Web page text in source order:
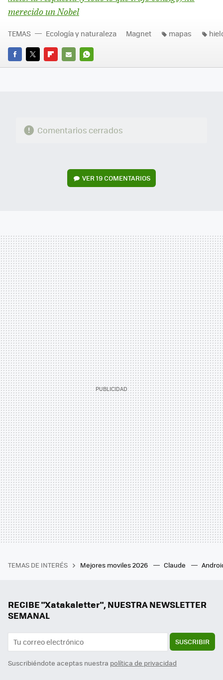
merecido un Nobel
FACEBOOK
TWITTERFLIPBOARD
E-
WHATSAPP
TEMAS Ecología y naturaleza Magnet mapas
Comentarios cerrados
VER19 COMENTARIOS
TEMAS DE INTERÉS Mejores moviles 2026 Claude
RECIBE "Xatakaletter", NUESTRA NEWSLETTER
SEMANAL
SUSCRIBIR
Suscribiéndote aceptas nuestra política de privacidad